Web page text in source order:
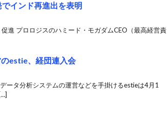
インド再進出を表明
進 プロロジスのハミード・モガダムCEO（最高経営責
estie、経団連入会
ータ分析システムの運営などを手掛けるestieは4月1